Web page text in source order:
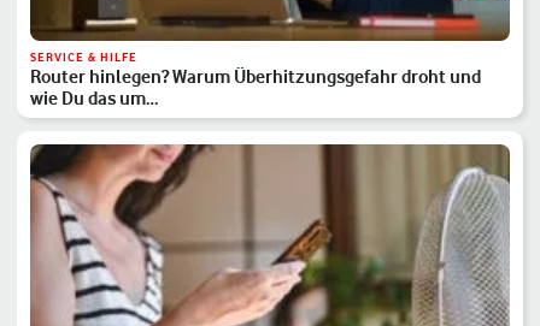
SERVICE & HILFE
Router hinlegen? Warum Überhitzungsgefahr droht und
wie Du das um…